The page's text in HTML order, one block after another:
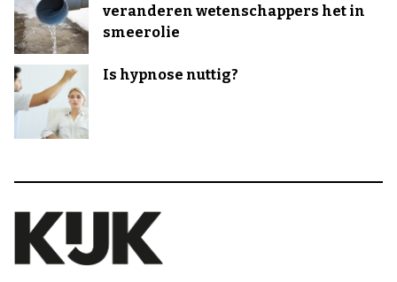
veranderen wetenschappers het in
smeerolie
Is hypnose nuttig?